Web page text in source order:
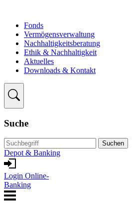
Fonds
Vermögensverwaltung
Nachhaltigkeitsberatung
Ethik & Nachhaltigkeit
Aktuelles
Downloads & Kontakt
Suche
Suchen
Depot & Banking
Login Online-
Banking